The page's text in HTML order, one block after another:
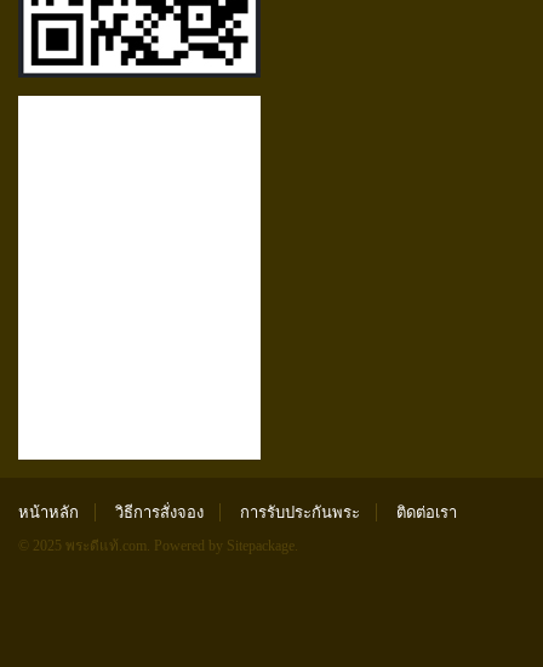
หน้าหลัก วิธีการสั่งจอง การรับประกันพระ ติดต่อเรา
© 2025 พระดีแท้.com. Powered by Sitepackage.